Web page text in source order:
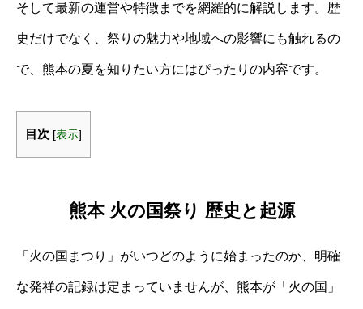
そして最新の運営や特徴までを網羅的に解説します。歴
史だけでなく、祭りの魅力や地域への影響にも触れるの
で、熊本の夏を知りたい方にはぴったりの内容です。
目次 [表示]
熊本 火の国祭り 歴史と起源
「火の国まつり」がいつどのように始まったのか、明確
な発祥の記録は定まっていませんが、熊本が「火の国」